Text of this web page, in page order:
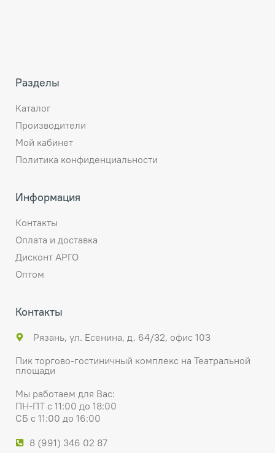
Разделы
Каталог
Производители
Мой кабинет
Политика конфиденциальности
Информация
Контакты
Оплата и доставка
Дисконт АРГО
Оптом
Контакты
Рязань, ул. Есенина, д. 64/32, офис 103
Пик торгово-гостиничный комплекс на Театральной
площади
Мы работаем для Вас:
ПН-ПТ с 11:00 до 18:00
СБ с 11:00 до 16:00
8 (991) 346 02 87